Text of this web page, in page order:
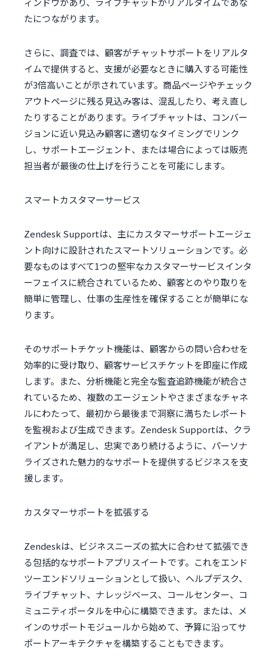
たにつながります。
さらに、調査では、顧客がチャットサポートをリアルタ
イムで提供すると、支援が必要なときに購入する可能性
が3倍高いことが示されています。商品ページやチェック
アウトページに残る見込み客は、混乱したり、考え直し
たりすることがあります。ライブチャットは、コンバー
ジョンに近い見込み顧客に適切なタイミングでリンク
し、サポートエージェント、または場合によっては販売
担当者が最後の仕上げを行うことを可能にします。
スマートカスタマーサービス
Zendesk Supportは、主にカスタマーサポートエージェ
ント向けに設計されたスマートソリューションです。必
要なものはすべて1つの堅牢なカスタマーサービスインタ
ーフェイスに統合されているため、顧客とのやり取りを
簡単に管理し、仕事の生産性を確保することが簡単にな
ります。
そのサポートチケット機能は、顧客からの問い合わせを
効率的に受け取り、顧客サービスチケットを即座に作成
します。また、分析機能と完全な監査追跡機能が統合さ
れているため、複数のエージェントやさまざまなチャネ
ルにわたって、最初から最後まで洞察に満ちたレポート
を監視および生成できます。Zendesk Supportは、クラ
イアントが満足し、忠実であり続けるように、パーソナ
ライズされた魅力的なサポートを提供するビジネスを支
援します。
カスタマーサポートを拡張する
Zendeskは、ビジネスニーズの拡大に合わせて拡張でき
る包括的なサポートアプリスイートです。これをエンド
ツーエンドソリューションとして扱い、ヘルプデスク、
ライブチャット、ナレッジベース、コールセンター、コ
ミュニティポータルを中心に構築できます。または、メ
インのサポートモジュールから始めて、予算に沿ってサ
ポートアーキテクチャを構築することもできます。